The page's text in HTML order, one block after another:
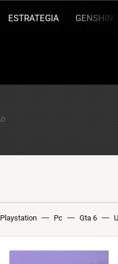
ESTRATEGIA GENSHIN
Playstation Pc Gta 6